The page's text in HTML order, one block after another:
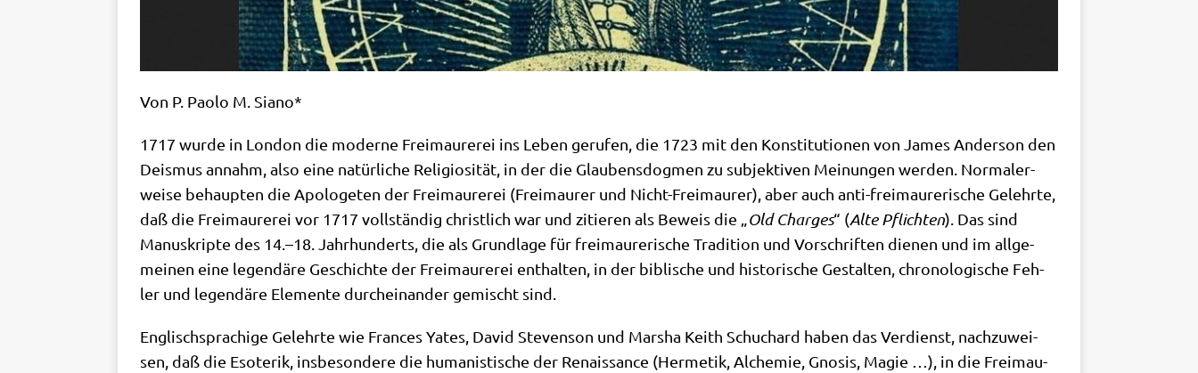
Von P. Pao­lo M. Siano*
1717 wur­de in Lon­don die moder­ne Frei­mau­re­rei ins Leben geru­fen, die 1723 mit den Kon­sti­tu­tio­nen von James Ander­son den
Deis­mus annahm, also eine natür­li­che Reli­gio­si­tät, in der die Glau­bens­dog­men zu sub­jek­ti­ven Mei­nun­gen wer­den. Nor­ma­ler­
wei­se behaup­ten die Apo­lo­ge­ten der Frei­mau­re­rei (Frei­mau­rer und Nicht-Frei­mau­rer), aber auch anti-frei­mau­re­ri­sche Gelehr­te,
daß die Frei­mau­re­rei vor 1717 voll­stän­dig christ­lich war und zitie­ren als Beweis die „ Old Char­ges“ (Alte Pflich­ten). Das sind
Manu­skrip­te des 14.–18. Jahr­hun­derts, die als Grund­la­ge für frei­mau­re­ri­sche Tra­di­ti­on und Vor­schrif­ten die­nen und im all­ge­
mei­nen eine legen­dä­re Geschich­te der Frei­mau­re­rei ent­hal­ten, in der bibli­sche und histo­ri­sche Gestal­ten, chro­no­lo­gi­sche Feh­
ler und legen­dä­re Ele­men­te durch­ein­an­der gemischt sind.
Eng­lisch­spra­chi­ge Gelehr­te wie Fran­ces Yates, David Ste­ven­son und Mar­sha Keith Schu­chard haben das Ver­dienst, nach­zu­wei­
sen, daß die Eso­te­rik, ins­be­son­de­re die huma­ni­sti­sche der Renais­sance (Her­me­tik, Alche­mie, Gno­sis, Magie …), in die Frei­mau­